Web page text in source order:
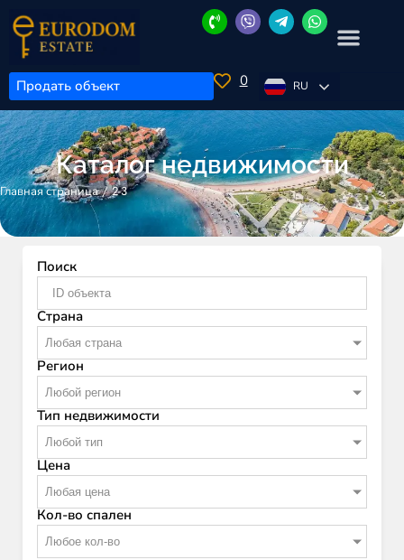
Продать объект 0 RU
Каталог недвижимости
Главная страница/2-3
Поиск
Страна
Любая страна
Регион
Любой регион
Тип недвижимости
Любой тип
Цена
Любая цена
Кол-во спален
Любое кол-во